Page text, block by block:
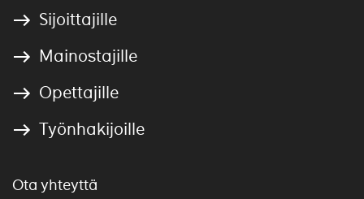
Sijoittajille
Mainostajille
Opettajille
Työnhakijoille
Ota yhteyttä